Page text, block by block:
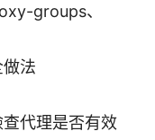
groups、
法
代理是否有效